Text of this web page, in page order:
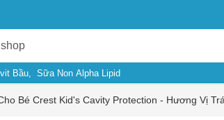
Bầu Sữa Non Alpha Lipid
Bé Crest Kid's Cavity Protection - Hương Vị